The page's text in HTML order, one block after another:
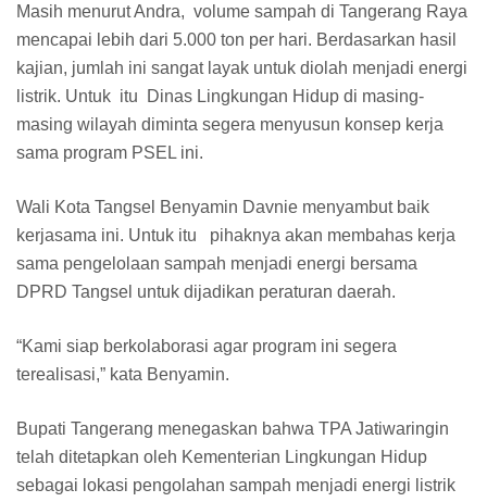
Masih menurut Andra, volume sampah di Tangerang Raya
mencapai lebih dari 5.000 ton per hari. Berdasarkan hasil
kajian, jumlah ini sangat layak untuk diolah menjadi energi
listrik. Untuk itu Dinas Lingkungan Hidup di masing-
masing wilayah diminta segera menyusun konsep kerja
sama program PSEL ini.
Wali Kota Tangsel Benyamin Davnie menyambut baik
kerjasama ini. Untuk itu pihaknya akan membahas kerja
sama pengelolaan sampah menjadi energi bersama
DPRD Tangsel untuk dijadikan peraturan daerah.
“Kami siap berkolaborasi agar program ini segera
terealisasi,” kata Benyamin.
Bupati Tangerang menegaskan bahwa TPA Jatiwaringin
telah ditetapkan oleh Kementerian Lingkungan Hidup
sebagai lokasi pengolahan sampah menjadi energi listrik